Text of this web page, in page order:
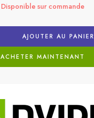
Disponible sur commande
AJOUTER AU PANIER
ACHETER MAINTENANT